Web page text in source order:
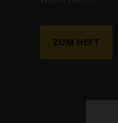
ZUM HEFT